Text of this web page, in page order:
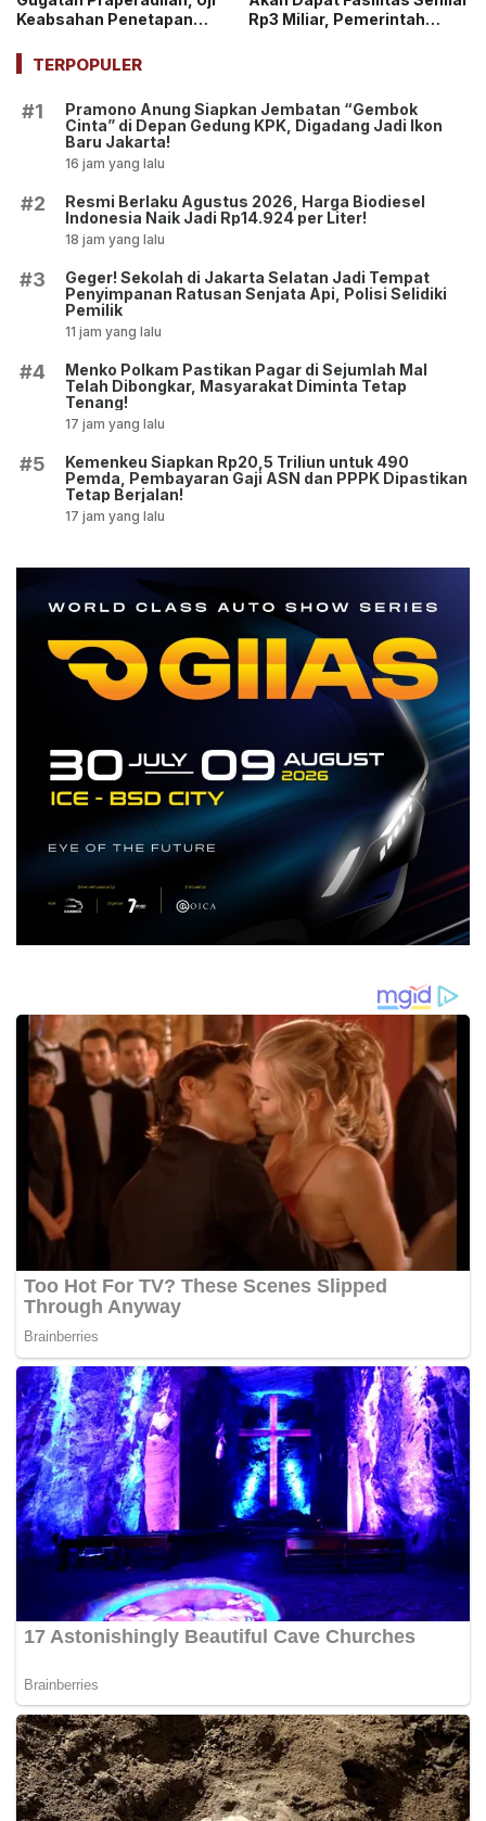
Keabsahan Penetapan
Penyitaan Aset!
Rp3 Miliar, Pemerintah
TERPOPULER
#1
Pramono Anung Siapkan Jembatan “Gembok
Cinta” di Depan Gedung KPK, Digadang Jadi Ikon
Baru Jakarta!
16 jam yang lalu
#2
Resmi Berlaku Agustus 2026, Harga Biodiesel
Indonesia Naik Jadi Rp14.924 per Liter!
18 jam yang lalu
#3
Geger! Sekolah di Jakarta Selatan Jadi Tempat
Penyimpanan Ratusan Senjata Api, Polisi Selidiki
Pemilik
11 jam yang lalu
#4
Menko Polkam Pastikan Pagar di Sejumlah Mal
Telah Dibongkar, Masyarakat Diminta Tetap
Tenang!
17 jam yang lalu
#5
Kemenkeu Siapkan Rp20,5 Triliun untuk 490
Pemda, Pembayaran Gaji ASN dan PPPK Dipastikan
Tetap Berjalan!
17 jam yang lalu